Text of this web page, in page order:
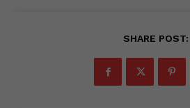
SHARE POST: